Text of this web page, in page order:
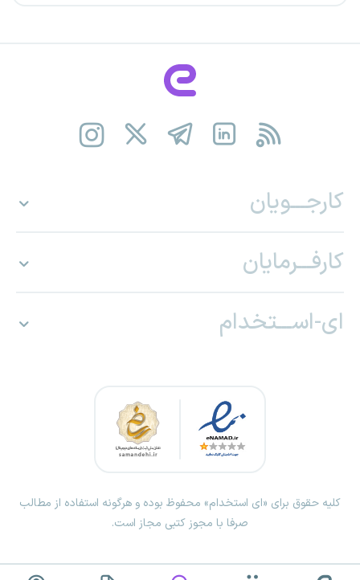
کارجـــویان
کارفـــرمایان
ای-اســـتخدام
کلیه حقوق برای «ای استخدام» محفوظ بوده و هرگونه استفاده از مطالب
صرفا با مجوز کتبی مجاز است.